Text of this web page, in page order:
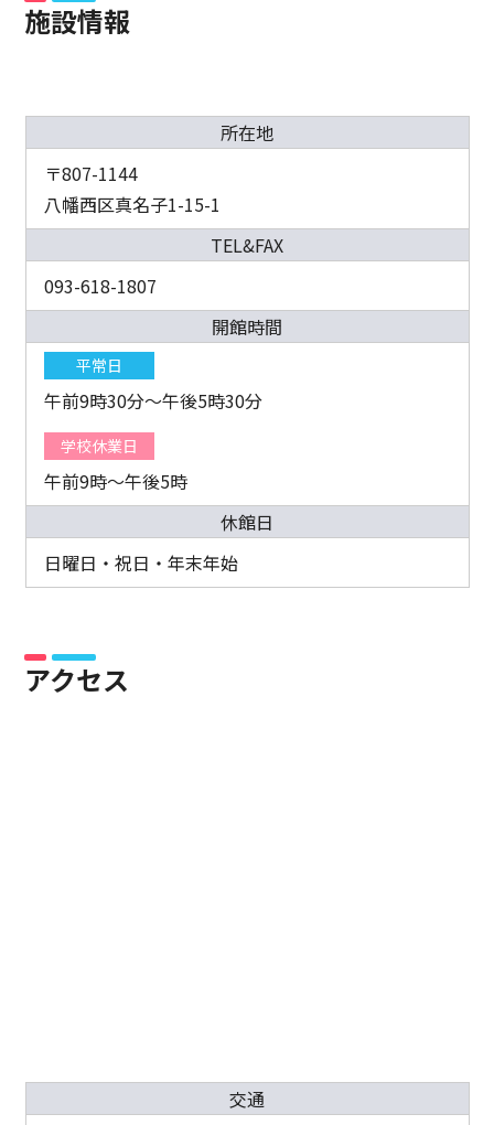
施設情報
所在地
〒807-1144
八幡西区真名子1-15-1
TEL&FAX
093-618-1807
開館時間
平常日
午前9時30分～午後5時30分
学校休業日
午前9時～午後5時
休館日
日曜日・祝日・年末年始
アクセス
交通